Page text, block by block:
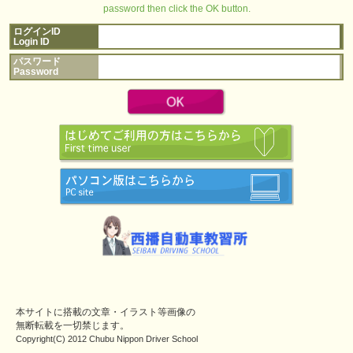
password then click the OK button.
ログインID
Login ID
パスワード
Password
本サイトに搭載の文章・イラスト等画像の
無断転載を一切禁じます。
Copyright(C) 2012 Chubu Nippon Driver School